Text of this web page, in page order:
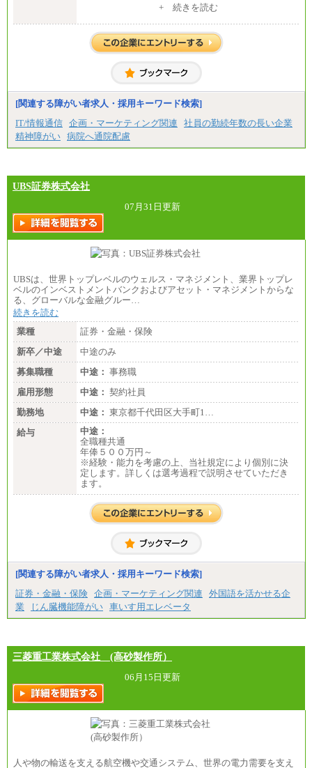
中途：
月給（本社）：213,030円＋諸手当
月給（支店）：164,920円～189,700円＋諸手当
※上記はフルタイム勤務で残業ゼロの場合の標準的
な月額モデルとして掲載。
※上記のほか、ボーナス支給あり
年収（本社）：330万～380万（フルタイムで標準的
なボーナス込みの金額です。上限金額は全社平均20
時間の残業込み）
年収（支店）：260万～340万（フルタイムで標準的
なボーナス込みの金額です。上限金額は全社平均20
※雇用形態についての補足：事務系職務限定の正社
員となります
+ 続きを読む
[関連する障がい者求人・採用キーワード検索]
IT/情報通信 企画・マーケティング関連
社員の勤続年数の長い企業
精神障がい 病院へ通院配慮
UBS証券株式会社
07月31日更新
UBSは、世界トップレベルのウェルス・マネジメント、業界トップレ
ベルのインベストメントバンクおよびアセット・マネジメントからな
る、グローバルな金融グルー…
続きを読む
業種
証券・金融・保険
新卒／中途
中途のみ
募集職種
中途： 事務職
雇用形態
中途： 契約社員
勤務地
中途： 東京都千代田区大手町1…
給与
中途：
全職種共通
年俸５００万円～
※経験・能力を考慮の上、当社規定により個別に決
定します。詳しくは選考過程で説明させていただき
ます。
[関連する障がい者求人・採用キーワード検索]
証券・金融・保険 企画・マーケティング関連
外国語を活かせる企
業
じん臓機能障がい 車いす用エレベータ
三菱重工業株式会社 (高砂製作所）
06月15日更新
人や物の輸送を支える航空機や交通システム、世界の電力需要を支え